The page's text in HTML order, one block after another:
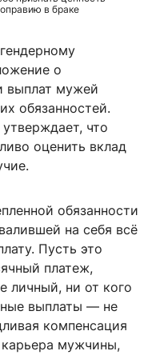
в браке
о
выплат мужей
обязанностей.
что
оценить вклад
обязанности
на себя всё
Пусть это
платеж,
личный, ни от кого
выплаты — не
компенсация
карьера мужчины,